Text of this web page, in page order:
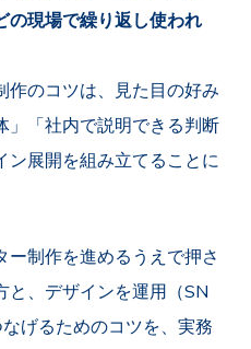
の現場で繰り返し使われ
作のコツは、見た目の好み
」「社内で説明できる判断
ン展開を組み立てることに
制作を進めるうえで押さ
と、デザインを運用（SN
げるためのコツを、実務